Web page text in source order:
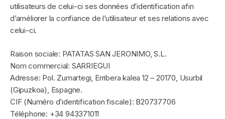
utilisateurs de celui-ci ses données d’identification afin
d’améliorer la confiance de l’utilisateur et ses relations avec
celui-ci.
Raison sociale: PATATAS SAN JERONIMO, S.L.
Nom commercial: SARRIEGUI
Adresse: Pol. Zumartegi, Erribera kalea 12 – 20170, Usurbil
(Gipuzkoa), Espagne.
CIF (Numéro d’identification fiscale): B20737706
Téléphone: +34 943371011